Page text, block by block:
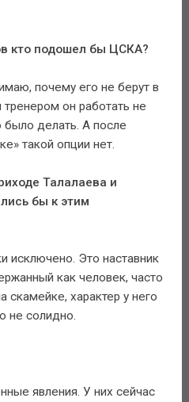
кто подошел бы ЦСКА?
почему его не берут в
он работать не
делать. А после
такой опции нет.
Талалаева и
бы к этим
исключено. Это наставник
как человек, часто
скамейке, характер у него
не солидно.
явления. У них сейчас